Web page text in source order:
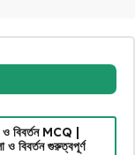
MCQ |
গুরুত্বপূর্ণ